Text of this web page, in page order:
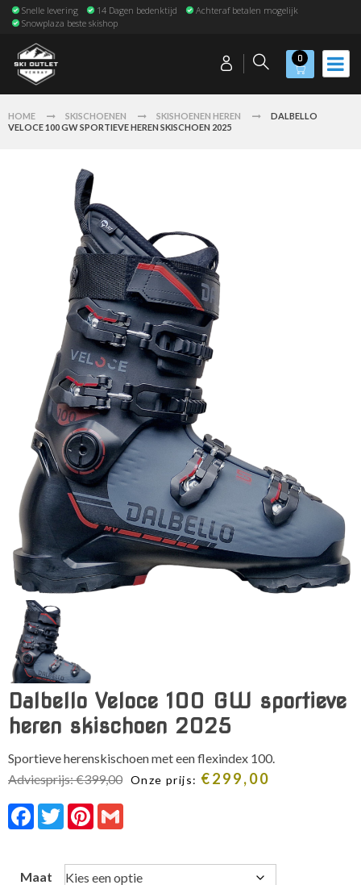
Snelle levering 14 Dagen bedenktijd
Achteraf betalen mogelijk
Snowplaza beste skishop
0
HOME SKISCHOENEN SKISHOENEN HEREN
DALBELLO
VELOCE 100 GW SPORTIEVE HEREN SKISCHOEN 2025
Dalbello Veloce 100 GW sportieve
heren skischoen 2025
Sportieve herenskischoen met een flexindex 100.
Adviesprijs:€399,00 Onze prijs: €299,00
Facebook
TwitterPinterest
Maat